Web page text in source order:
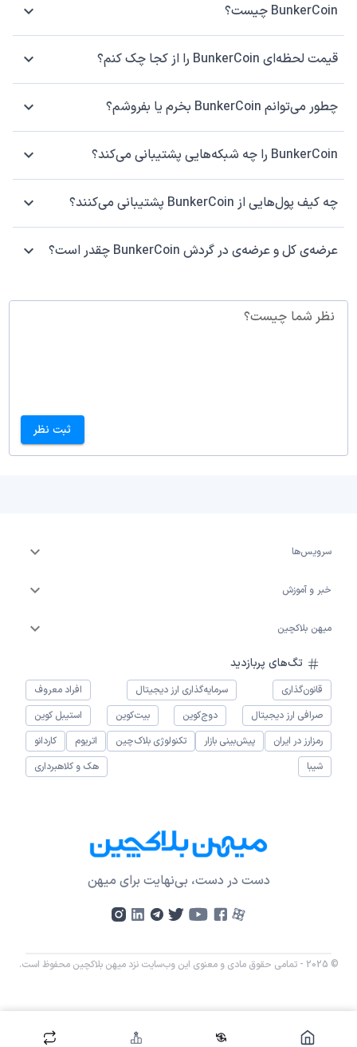
BunkerCoin چیست؟
قیمت لحظه‌ای BunkerCoin را از کجا چک کنم؟
چطور می‌توانم BunkerCoin بخرم یا بفروشم؟
BunkerCoin را چه شبکه‌هایی پشتیبانی می‌کند؟
چه کیف پول‌هایی از BunkerCoin پشتیبانی می‌کنند؟
عرضه‌ی کل و عرضه‌ی در گردش BunkerCoin چقدر است؟
نظر شما چیست؟
ثبت نظر
سرویس‌ها
خبر و آموزش
میهن بلاکچین
تگ‌های پربازدید
قانون‌گذاری سرمایه‌گذاری ارز دیجیتال
افراد معروف
صرافی ارز دیجیتال
دوج‌کوین بیت‌کوین
استیبل کوین
رمزارز در ایران
پیش‌بینی بازار تکنولوژی بلاک‌چین اتریوم
کاردانو
شیبا
هک و کلاهبرداری
دست در دست، بی‌نهایت برای میهن
© 2025 - تمامی حقوق مادی و معنوی این وب‌سایت نزد میهن بلاکچین محفوظ است.